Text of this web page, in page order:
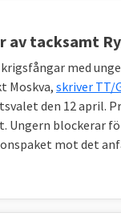
av tacksamt
med
Moskva, skriver TT/
den 12 april.
Ungern blockerar
mot det